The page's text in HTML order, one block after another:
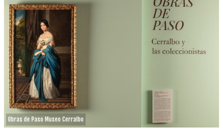
Obras de Paso Museo Cerralbo